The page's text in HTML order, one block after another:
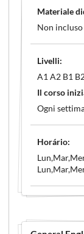
Materiale
Non
Livelli:
A1 A2 B1
Il corso
Ogni
Horário: